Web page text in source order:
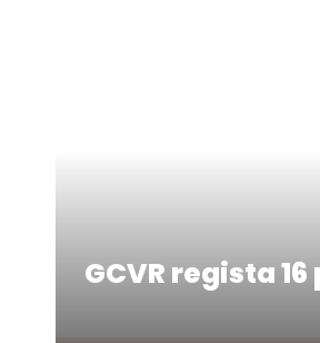
GCVR regista